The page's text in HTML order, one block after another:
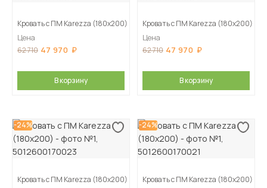
Кровать с ПМ Karezza (180х200)
Цена
62 710 47 970
В корзину
Кровать с ПМ Karezza (180х200)
Цена
62 710 47 970
В корзину
-24%
Кровать с ПМ Karezza (180х200)
-24%
Кровать с ПМ Karezza (180х200)